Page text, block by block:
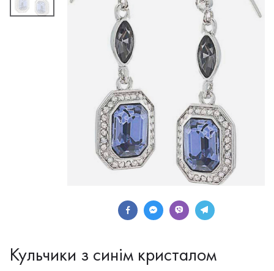
Кульчики з синім кристалом